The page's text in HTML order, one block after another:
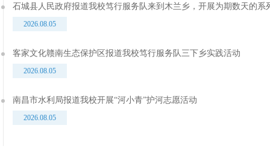
石城县人民政府报道我校笃行服务队来到木兰乡，开展为期数天的系
2026.08.05
客家文化赣南生态保护区报道我校笃行服务队三下乡实践活动
2026.08.05
南昌市水利局报道我校开展“河小青”护河志愿活动
2026.08.05